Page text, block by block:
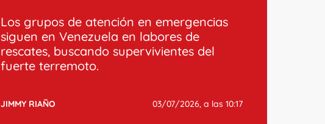
Los grupos de atención en emergencias
siguen en Venezuela en labores de
rescates, buscando supervivientes del
fuerte terremoto.
JIMMY RIAÑO 03/07/2026, a las 10:17